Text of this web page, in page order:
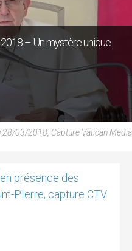
– Un mystère unique
28/03/2018, Capture Vatican Media